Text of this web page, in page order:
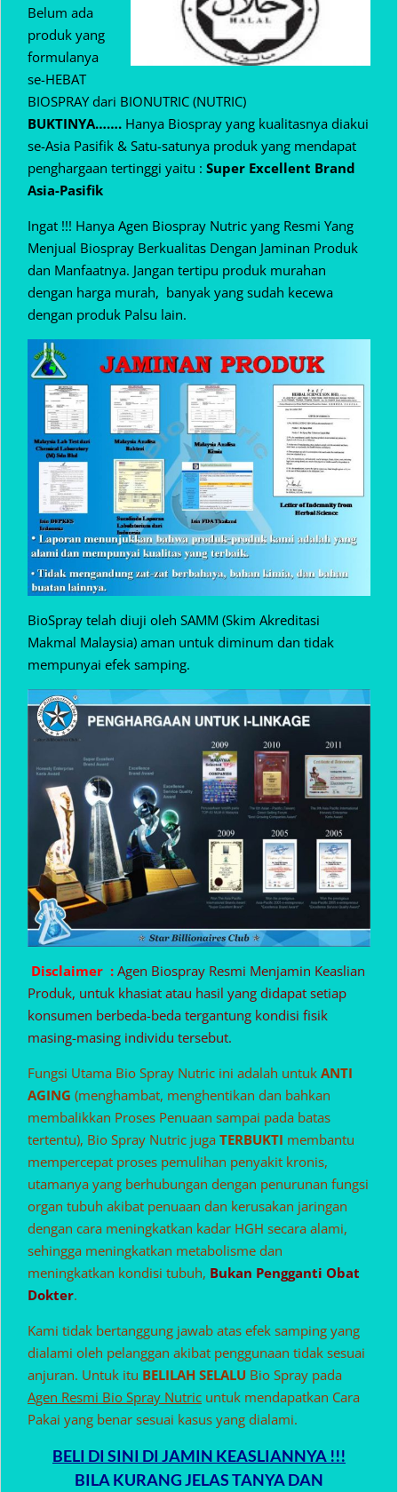
Belum ada
produk yang
formulanya
se-HEBAT
BIOSPRAY dari BIONUTRIC (NUTRIC)
BUKTINYA……. Hanya Biospray yang kualitasnya diakui
se-Asia Pasifik & Satu-satunya produk yang mendapat
penghargaan tertinggi yaitu : Super Excellent Brand
Asia-Pasifik
Ingat !!! Hanya Agen Biospray Nutric yang Resmi Yang
Menjual Biospray Berkualitas Dengan Jaminan Produk
dan Manfaatnya. Jangan tertipu produk murahan
dengan harga murah, banyak yang sudah kecewa
dengan produk Palsu lain.
BioSpray telah diuji oleh SAMM (Skim Akreditasi
Makmal Malaysia) aman untuk diminum dan tidak
mempunyai efek samping.
Disclaimer : Agen Biospray Resmi Menjamin Keaslian
Produk, untuk khasiat atau hasil yang didapat setiap
konsumen berbeda-beda tergantung kondisi fisik
masing-masing individu tersebut.
Fungsi Utama Bio Spray Nutric ini adalah untuk ANTI
AGING (menghambat, menghentikan dan bahkan
membalikkan Proses Penuaan sampai pada batas
tertentu), Bio Spray Nutric juga TERBUKTI membantu
mempercepat proses pemulihan penyakit kronis,
utamanya yang berhubungan dengan penurunan fungsi
organ tubuh akibat penuaan dan kerusakan jaringan
dengan cara meningkatkan kadar HGH secara alami,
sehingga meningkatkan metabolisme dan
meningkatkan kondisi tubuh, Bukan Pengganti Obat
Dokter.
Kami tidak bertanggung jawab atas efek samping yang
dialami oleh pelanggan akibat penggunaan tidak sesuai
anjuran. Untuk itu BELILAH SELALU Bio Spray pada
Agen Resmi Bio Spray Nutric untuk mendapatkan Cara
Pakai yang benar sesuai kasus yang dialami.
BELI DI SINI DI JAMIN KEASLIANNYA !!!
BILA KURANG JELAS TANYA DAN